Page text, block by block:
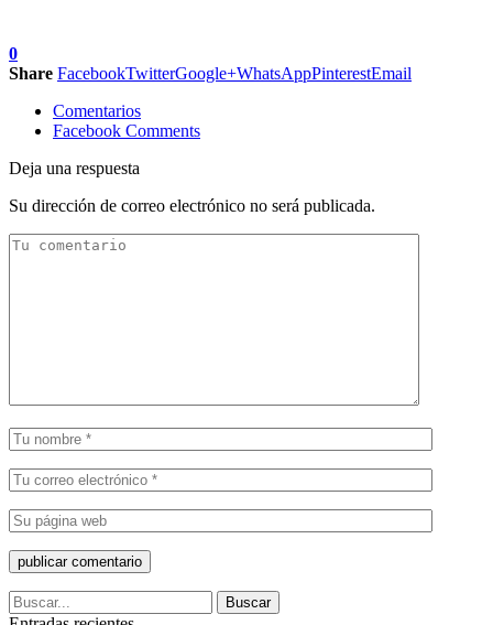
0
Share FacebookTwitterGoogle+WhatsAppPinterestEmail
Comentarios
Facebook Comments
Deja una respuesta
Su dirección de correo electrónico no será publicada.